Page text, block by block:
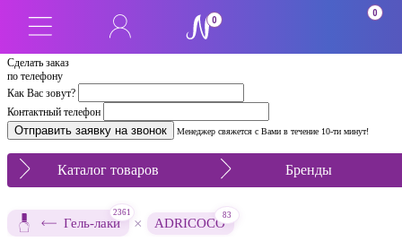
Сделать заказ
по телефону
Как Вас зовут?
Контактный телефон
Менеджер свяжется с Вами в течение 10-ти минут!
0
0
Каталог товаров Бренды
Гель-лаки
2361
× ADRICOCO
83